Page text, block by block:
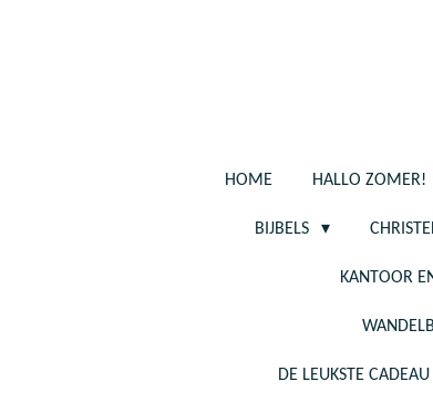
HOME HALLO ZOMER!
BIJBELS
KANTOOR
DE LEUKSTE